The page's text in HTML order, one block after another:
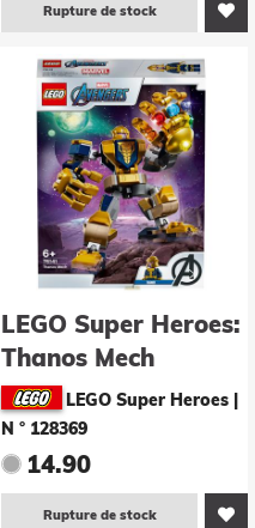
Rupture de stock
LEGO Super Heroes:
Thanos Mech
(76141)LEGO Super Heroes
N ° 128369
14.90
Rupture de stock